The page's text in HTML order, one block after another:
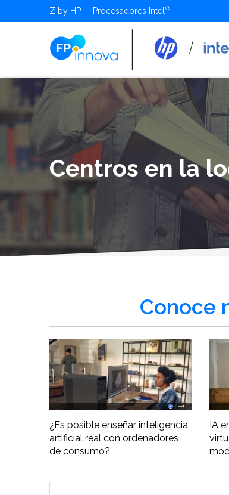
Z by HP Procesadores Intel
Centros en la
Conoce
¿Es posible enseñar inteligencia
artificial real con ordenadores
de consumo?
IA